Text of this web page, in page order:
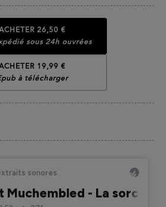
26,50 €
sous 24h ouvrées
19,99 €
à télécharger